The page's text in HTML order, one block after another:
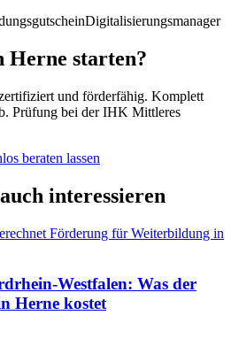
Digitalisierungsmanager
starten?
und förderfähig. Komplett
Prüfung bei der IHK Mittleres
beraten lassen
interessieren
Westfalen: Was der
Herne kostet